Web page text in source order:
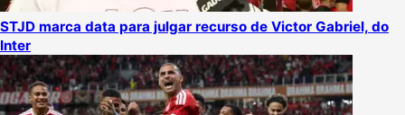
STJD marca data para julgar recurso de Victor Gabriel, do
Inter